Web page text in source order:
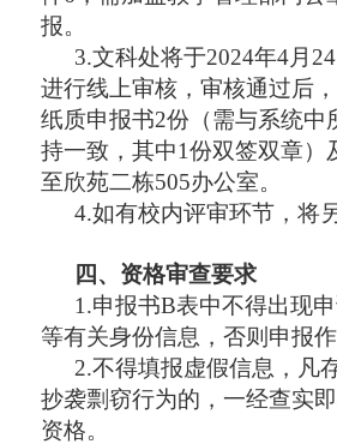
报。
3.文科处将于2024年4月
进行线上审核，审核通过后
纸质申报书2份（需与系统中
持一致，其中1份双签双章）
至欣苑二栋505办公室。
4.如有校内评审环节，将
四、资格审查要求
1.申报书B表中不得出现
等有关身份信息，否则申报作
2.不得填报虚假信息，凡
抄袭剽窃行为的，一经查实
资格。